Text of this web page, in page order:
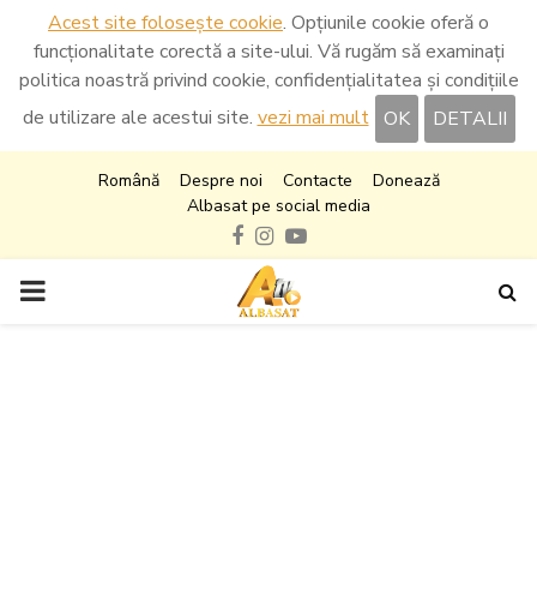
Acest site folosește cookie. Opțiunile cookie oferă o
funcționalitate corectă a site-ului. Vă rugăm să examinați
politica noastră privind cookie, confidențialitatea și condițiile
de utilizare ale acestui site. vezi mai mult OK DETALII
Română Despre noi Contacte
Donează
Albasat pe social media
Facebook
Instagram
Youtube
PRIMARY